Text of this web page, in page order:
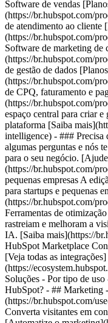
Software de vendas
(https://br.hubspot.com/
de atendimento ao cliente
(https://br.hubspot.com/
Software de marketing de
(https://br.hubspot.com/
de gestão de dados
(https://br.hubspot.com/
de CPQ, faturamento e
(https://br.hubspot.com/
espaço central para criar e
plataforma [Saiba
intelligence) - ### Precisa
algumas perguntas e nós
para o seu negócio.
(https://br.hubspot.com/
pequenas empresas A
para startups e pequenas
(https://br.hubspot.com/
Ferramentas de
rastreiam e melhoram a
IA. [Saiba mais](https://
HubSpot Marketplace
[Veja todas as integrações]
(https://
Soluções - Por tipo de
HubSpot? - ## Marketing
(https://br.hubspot.com/
Converta visitantes em